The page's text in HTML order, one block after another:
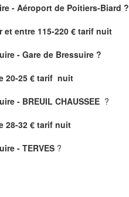
- Aéroport de Poitiers-Biard ?
et entre 115-220 € tarif nuit
- Gare de Bressuire ?
20-25 € tarif nuit
- BREUIL CHAUSSEE ?
28-32 € tarif nuit
- TERVES ?